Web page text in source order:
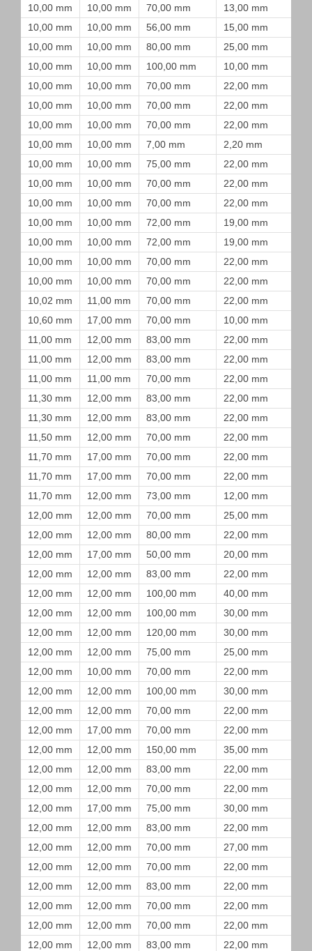
10,00 mm
10,00 mm 70,00 mm
13,00 mm
10,00 mm
10,00 mm 56,00 mm
15,00 mm
10,00 mm
10,00 mm 80,00 mm
25,00 mm
10,00 mm
10,00 mm 100,00 mm
10,00 mm
10,00 mm
10,00 mm 70,00 mm
22,00 mm
10,00 mm
10,00 mm 70,00 mm
22,00 mm
10,00 mm
10,00 mm 70,00 mm
22,00 mm
10,00 mm
10,00 mm 7,00 mm
2,20 mm
10,00 mm
10,00 mm 75,00 mm
22,00 mm
10,00 mm
10,00 mm 70,00 mm
22,00 mm
10,00 mm
10,00 mm 70,00 mm
22,00 mm
10,00 mm
10,00 mm 72,00 mm
19,00 mm
10,00 mm
10,00 mm 72,00 mm
19,00 mm
10,00 mm
10,00 mm 70,00 mm
22,00 mm
10,00 mm
10,00 mm 70,00 mm
22,00 mm
10,02 mm
11,00 mm 70,00 mm
22,00 mm
10,60 mm
17,00 mm 70,00 mm
10,00 mm
11,00 mm
12,00 mm 83,00 mm
22,00 mm
11,00 mm
12,00 mm 83,00 mm
22,00 mm
11,00 mm
11,00 mm 70,00 mm
22,00 mm
11,30 mm
12,00 mm 83,00 mm
22,00 mm
11,30 mm
12,00 mm 83,00 mm
22,00 mm
11,50 mm
12,00 mm 70,00 mm
22,00 mm
11,70 mm
17,00 mm 70,00 mm
22,00 mm
11,70 mm
17,00 mm 70,00 mm
22,00 mm
11,70 mm
12,00 mm 73,00 mm
12,00 mm
12,00 mm
12,00 mm 70,00 mm
25,00 mm
12,00 mm
12,00 mm 80,00 mm
22,00 mm
12,00 mm
17,00 mm 50,00 mm
20,00 mm
12,00 mm
12,00 mm 83,00 mm
22,00 mm
12,00 mm
12,00 mm 100,00 mm
40,00 mm
12,00 mm
12,00 mm 100,00 mm
30,00 mm
12,00 mm
12,00 mm 120,00 mm
30,00 mm
12,00 mm
12,00 mm 75,00 mm
25,00 mm
12,00 mm
10,00 mm 70,00 mm
22,00 mm
12,00 mm
12,00 mm 100,00 mm
30,00 mm
12,00 mm
12,00 mm 70,00 mm
22,00 mm
12,00 mm
17,00 mm 70,00 mm
22,00 mm
12,00 mm
12,00 mm 150,00 mm
35,00 mm
12,00 mm
12,00 mm 83,00 mm
22,00 mm
12,00 mm
12,00 mm 70,00 mm
22,00 mm
12,00 mm
17,00 mm 75,00 mm
30,00 mm
12,00 mm
12,00 mm 83,00 mm
22,00 mm
12,00 mm
12,00 mm 70,00 mm
27,00 mm
12,00 mm
12,00 mm 70,00 mm
22,00 mm
12,00 mm
12,00 mm 83,00 mm
22,00 mm
12,00 mm
12,00 mm 70,00 mm
22,00 mm
12,00 mm
12,00 mm 70,00 mm
22,00 mm
12,00 mm
12,00 mm 83,00 mm
22,00 mm